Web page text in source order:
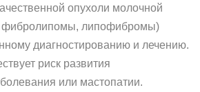
опухоли молочной
липофибромы)
диагностированию и лечению.
риск развития
или мастопатии.